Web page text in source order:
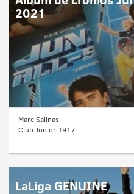
2021
Marc Salinas
Club Junior 1917
LaLiga GENUINE